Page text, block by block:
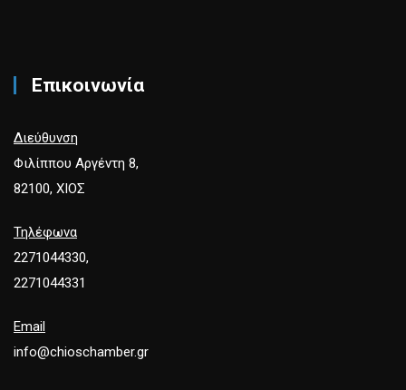
Επικοινωνία
Διεύθυνση
Φιλίππου Αργέντη 8,
82100, ΧΙΟΣ
Τηλέφωνα
2271044330,
2271044331
Email
info@chioschamber.gr